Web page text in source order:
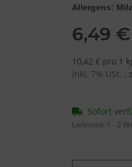
Allergens:
6,49 €
10,42 € pro 1
inkl. 7% USt. ,
Sofort
Lieferzeit: 1 - 2